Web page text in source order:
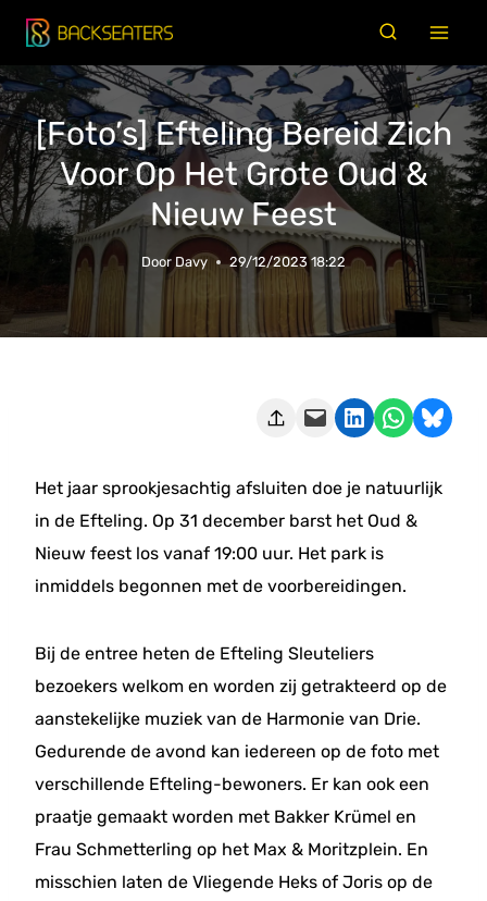
Doorgaan
naar
inhoud
[Foto’s] Efteling Bereid Zich
Voor Op Het Grote Oud &
Nieuw Feest
Door Davy 29/12/2023 18:22
Deze pagina e-mailen Delen op LinkedIn Delen via WhatsApp Share on Bluesky
Het jaar sprookjesachtig afsluiten doe je natuurlijk
in de Efteling. Op 31 december barst het Oud &
Nieuw feest los vanaf 19:00 uur. Het park is
inmiddels begonnen met de voorbereidingen.
Bij de entree heten de Efteling Sleuteliers
bezoekers welkom en worden zij getrakteerd op de
aanstekelijke muziek van de Harmonie van Drie.
Gedurende de avond kan iedereen op de foto met
verschillende Efteling-bewoners. Er kan ook een
praatje gemaakt worden met Bakker Krümel en
Frau Schmetterling op het Max & Moritzplein. En
misschien laten de Vliegende Heks of Joris op de